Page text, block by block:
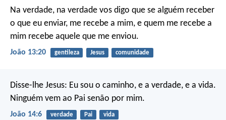
Na verdade, na verdade vos digo que se alguém receber
o que eu enviar, me recebe a mim, e quem me recebe a
mim recebe aquele que me enviou.
João 13:20 gentileza Jesus comunidade
Disse-lhe Jesus: Eu sou o caminho, e a verdade, e a vida.
Ninguém vem ao Pai senão por mim.
João 14:6 verdade Pai vida